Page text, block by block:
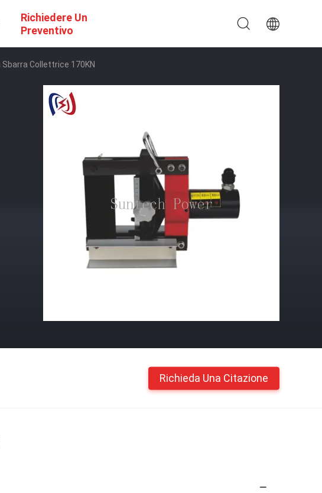
Richiedere Un
Preventivo
Collettrice 170KN
Richieda Una Citazione